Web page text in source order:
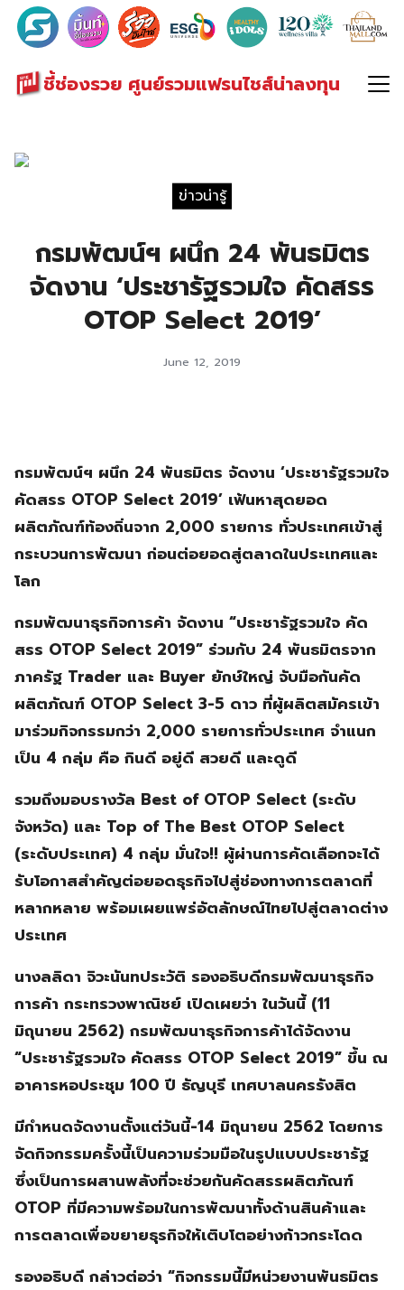
ชี้ช่องรวย ศูนย์รวมแฟรนไชส์น่าลงทุน
Search
for:
ข่าวน่ารู้
กรมพัฒน์ฯ ผนึก 24 พันธมิตร
จัดงาน ‘ประชารัฐรวมใจ คัดสรร
OTOP Select 2019’
June 12, 2019
กรมพัฒน์ฯ ผนึก 24 พันธมิตร จัดงาน ‘ประชารัฐรวมใจ
คัดสรร OTOP Select 2019’ เฟ้นหาสุดยอด
ผลิตภัณฑ์ท้องถิ่นจาก 2,000 รายการ ทั่วประเทศเข้าสู่
กระบวนการพัฒนา ก่อนต่อยอดสู่ตลาดในประเทศและ
โลก
กรมพัฒนาธุรกิจการค้า จัดงาน “ประชารัฐรวมใจ คัด
สรร OTOP Select 2019” ร่วมกับ 24 พันธมิตรจาก
ภาครัฐ Trader และ Buyer ยักษ์ใหญ่ จับมือกันคัด
ผลิตภัณฑ์ OTOP Select 3-5 ดาว ที่ผู้ผลิตสมัครเข้า
มาร่วมกิจกรรมกว่า 2,000 รายการทั่วประเทศ จำแนก
เป็น 4 กลุ่ม คือ กินดี อยู่ดี สวยดี และดูดี
รวมถึงมอบรางวัล Best of OTOP Select (ระดับ
จังหวัด) และ Top of The Best OTOP Select
(ระดับประเทศ) 4 กลุ่ม มั่นใจ!! ผู้ผ่านการคัดเลือกจะได้
รับโอกาสสำคัญต่อยอดธุรกิจไปสู่ช่องทางการตลาดที่
หลากหลาย พร้อมเผยแพร่อัตลักษณ์ไทยไปสู่ตลาดต่าง
ประเทศ
นางลลิดา จิวะนันทประวัติ รองอธิบดีกรมพัฒนาธุรกิจ
การค้า กระทรวงพาณิชย์ เปิดเผยว่า ในวันนี้ (11
มิถุนายน 2562) กรมพัฒนาธุรกิจการค้าได้จัดงาน
“ประชารัฐรวมใจ คัดสรร OTOP Select 2019” ขึ้น ณ
อาคารหอประชุม 100 ปี ธัญบุรี เทศบาลนครรังสิต
มีกำหนดจัดงานตั้งแต่วันนี้-14 มิถุนายน 2562 โดยการ
จัดกิจกรรมครั้งนี้เป็นความร่วมมือในรูปแบบประชารัฐ
ซึ่งเป็นการผสานพลังที่จะช่วยกันคัดสรรผลิตภัณฑ์
OTOP ที่มีความพร้อมในการพัฒนาทั้งด้านสินค้าและ
การตลาดเพื่อขยายธุรกิจให้เติบโตอย่างก้าวกระโดด
รองอธิบดี กล่าวต่อว่า “กิจกรรมนี้มีหน่วยงานพันธมิตร